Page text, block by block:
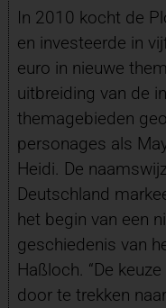
In 2010 kocht de
en investeerde in
euro in nieuwe
uitbreiding van de
themagebieden
personages als
Heidi. De
Deutschland
het begin van een
geschiedenis van
Haßloch. “De
door te trekken